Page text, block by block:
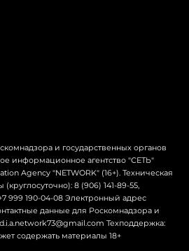
и государственных органов
информационное агентство "СЕТЬ"
Agency "NETWORK" (16+). Техническая
8 (906) 141-89-55,
999 190-04-08 Электронный адрес
данные для Роскомнадзора и
Техподдержка:
содержать материалы 18+